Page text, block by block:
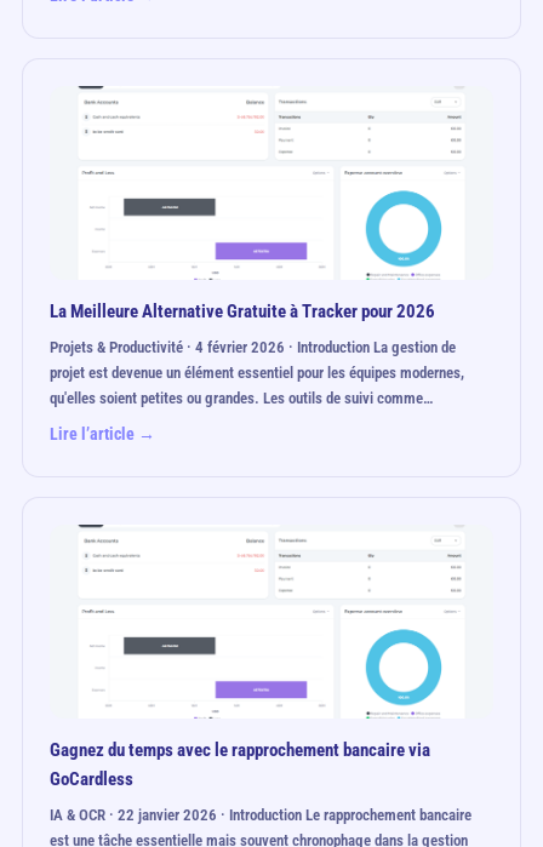
La Meilleure Alternative Gratuite à Tracker pour 2026
Projets & Productivité · 4 février 2026 · Introduction La gestion de
projet est devenue un élément essentiel pour les équipes modernes,
qu'elles soient petites ou grandes. Les outils de suivi comme…
Lire l’article →
Gagnez du temps avec le rapprochement bancaire via
GoCardless
IA & OCR · 22 janvier 2026 · Introduction Le rapprochement bancaire
est une tâche essentielle mais souvent chronophage dans la gestion